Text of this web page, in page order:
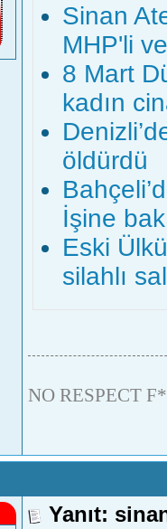
Sinan
MHP'li
8 Mart
kadın
öldürdü
İşine
Eski
silahlı
NO RESPECT
Yanıt: